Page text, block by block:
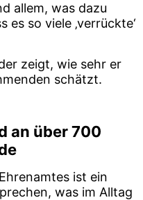
allem, was dazu
so viele ‚verrückte‘
zeigt, wie sehr er
schätzt.
an über 700
ist ein
was im Alltag